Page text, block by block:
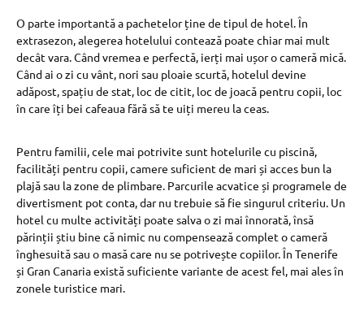
O parte importantă a pachetelor ține de tipul de hotel. În
extrasezon, alegerea hotelului contează poate chiar mai mult
decât vara. Când vremea e perfectă, ierți mai ușor o cameră mică.
Când ai o zi cu vânt, nori sau ploaie scurtă, hotelul devine
adăpost, spațiu de stat, loc de citit, loc de joacă pentru copii, loc
în care îți bei cafeaua fără să te uiți mereu la ceas.
Pentru familii, cele mai potrivite sunt hotelurile cu piscină,
facilități pentru copii, camere suficient de mari și acces bun la
plajă sau la zone de plimbare. Parcurile acvatice și programele de
divertisment pot conta, dar nu trebuie să fie singurul criteriu. Un
hotel cu multe activități poate salva o zi mai înnorată, însă
părinții știu bine că nimic nu compensează complet o cameră
înghesuită sau o masă care nu se potrivește copiilor. În Tenerife
și Gran Canaria există suficiente variante de acest fel, mai ales în
zonele turistice mari.